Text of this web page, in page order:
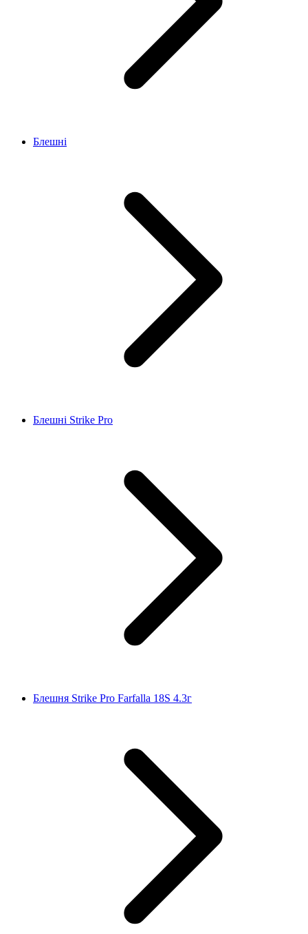
Блешні
Блешні Strike Pro
Блешня Strike Pro Farfalla 18S 4.3г